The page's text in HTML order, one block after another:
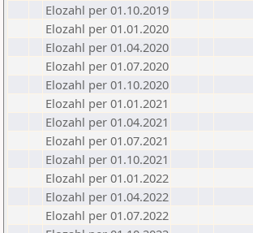
Elozahl per 01.10.2019
Elozahl per 01.01.2020
Elozahl per 01.04.2020
Elozahl per 01.07.2020
Elozahl per 01.10.2020
Elozahl per 01.01.2021
Elozahl per 01.04.2021
Elozahl per 01.07.2021
Elozahl per 01.10.2021
Elozahl per 01.01.2022
Elozahl per 01.04.2022
Elozahl per 01.07.2022